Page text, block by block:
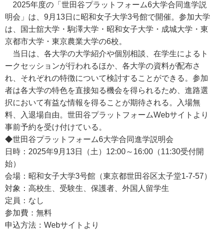
2025年度の「世田谷プラットフォーム6大学合同進学説
明会」は、9月13日に昭和女子大学3号館で開催。参加大学
は、国士舘大学・駒澤大学・昭和女子大学・成城大学・東
京都市大学・東京農業大学の6校。
当日は、各大学の大学紹介や個別相談、在学生によるト
ークセッションが行われるほか、各大学の資料が配布さ
れ、それぞれの特徴について検討することができる。参加
者は各大学の特色を直接知る機会を得られるため、進路選
択において有益な情報を得ることが期待される。入場無
料、入退場自由。世田谷プラットフォームWebサイトより
事前予約を受け付けている。
◆世田谷プラットフォーム6大学合同進学説明会
日時：2025年9月13日（土）12:00～16:00（11:30受付開
始）
会場：昭和女子大学3号館（東京都世田谷区太子堂1-7-57）
対象：高校生、受験生、保護者、外国人留学生
定員：なし
参加費：無料
申込方法：Webサイトより